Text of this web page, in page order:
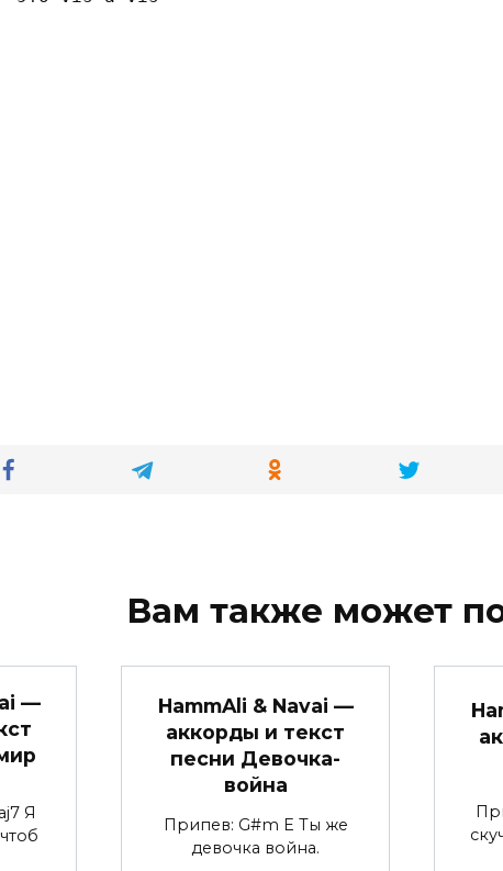
Вам также может
—
Я
HammAli & Navai —
аккорды и текст
песни Девочка-
война
Припев: G#m E Ты же
девочка война.